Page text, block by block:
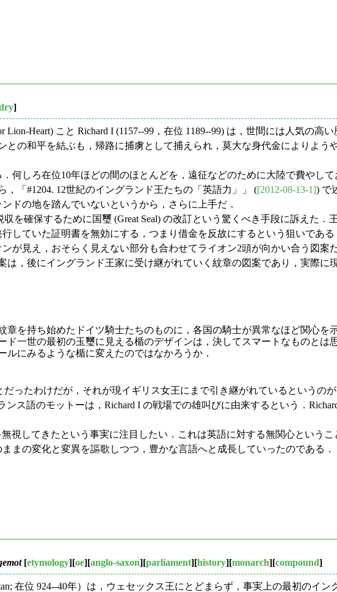
]
Heart) こと Richard I (1157--99，在位 1189--99) は，世間には人気の高
の和平を結ぶも，帰路に捕虜として捕えられ，莫大な身代金によりよう
しろ在位10年ほどの間のほとんどを，遠征などのために大陸で費やし
「#1204. 12世紀のイングランド王たちの「英語力」」 ([2012-08-13-1]) で
ドの地を踏んでいないというから，さらに上手だ．
を確保するために国璽 (Great Seal) の改訂という驚くべき手段に訴えた．
していた証明書を無効にする，つまり借金を反故にするという狙いであ
が見え，おそらく見えない部分も合わせてライオン2頭が向かい合う図案
，後にイングランド王家に受け継がれていく紋章の図案であり，実際に
を持ち始めたドイツ騎士たちのものに，各国の騎士が異常なほど関心を
ド一世の最初の玉璽に見える楯のデザインは，決してスマートなものとは
にみるような楯に変えたのではなかろうか．
ったわけだが，それが現イギリス女王にまで引き継がれているというの
ス語のモットーは，Richard I の戦場での雄叫びに由来するという．
視してきたという事実に注目したい．これは英語に対する無関心という
まの変化と変異を謳歌しつつ，豊かな言語へと成長していったのである．
[etymology][oe][anglo-saxon][parliament][history][monarch][compound]
在位 924--40年）は，ウェセックス王にとどまらず，事実上の最初のイン